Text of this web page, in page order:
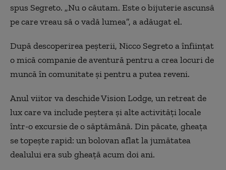
spus Segreto. „Nu o căutam. Este o bijuterie ascunsă
pe care vreau să o vadă lumea”, a adăugat el.
După descoperirea peșterii, Nicco Segreto a înființat
o mică companie de aventură pentru a crea locuri de
muncă în comunitate și pentru a putea reveni.
Anul viitor va deschide Vision Lodge, un retreat de
lux care va include peștera și alte activități locale
într-o excursie de o săptămână. Din păcate, gheața
se topește rapid: un bolovan aflat la jumătatea
dealului era sub gheață acum doi ani.